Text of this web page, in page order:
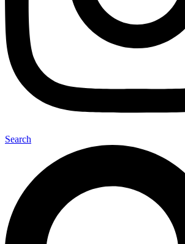
Search